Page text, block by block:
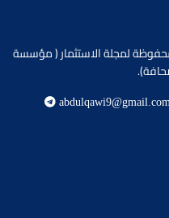
الحقوق محفوظة لمجلة الاستثمار ( مؤسسة
abdulqawi9@gmail.com